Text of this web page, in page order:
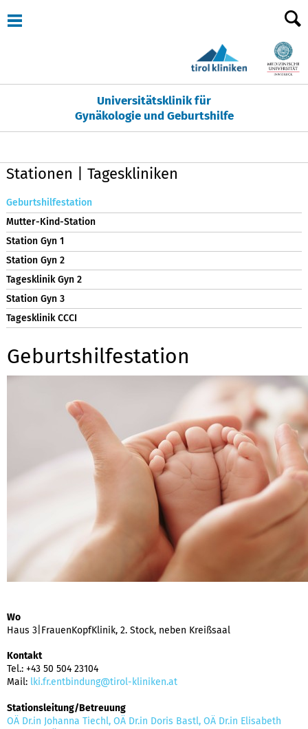
Universitätsklinik für
Gynäkologie und Geburtshilfe
Stationen | Tageskliniken
Geburtshilfestation
Mutter-Kind-Station
Station Gyn 1
Station Gyn 2
Tagesklinik Gyn 2
Station Gyn 3
Tagesklinik CCCI
Geburtshilfestation
Wo
Haus 3|FrauenKopfKlinik, 2. Stock, neben Kreißsaal
Kontakt
Tel.: +43 50 504 23104
Mail: lki.fr.entbindung@tirol-kliniken.at
Stationsleitung/Betreuung
OÄ Dr.in Johanna Tiechl, OÄ Dr.in Doris Bastl, OÄ Dr.in Elisabeth